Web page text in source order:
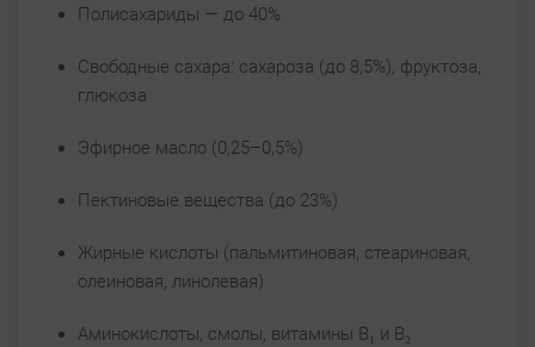
Полисахариды — до 40%
Свободные сахара: сахароза (до 8,5%), фруктоза,
глюкоза
Эфирное масло (0,25–0,5%)
Пектиновые вещества (до 23%)
Жирные кислоты (пальмитиновая, стеариновая,
олеиновая, линолевая)
Аминокислоты, смолы, витамины B₁ и B₂